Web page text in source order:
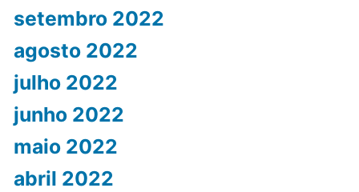
setembro 2022
agosto 2022
julho 2022
junho 2022
maio 2022
abril 2022